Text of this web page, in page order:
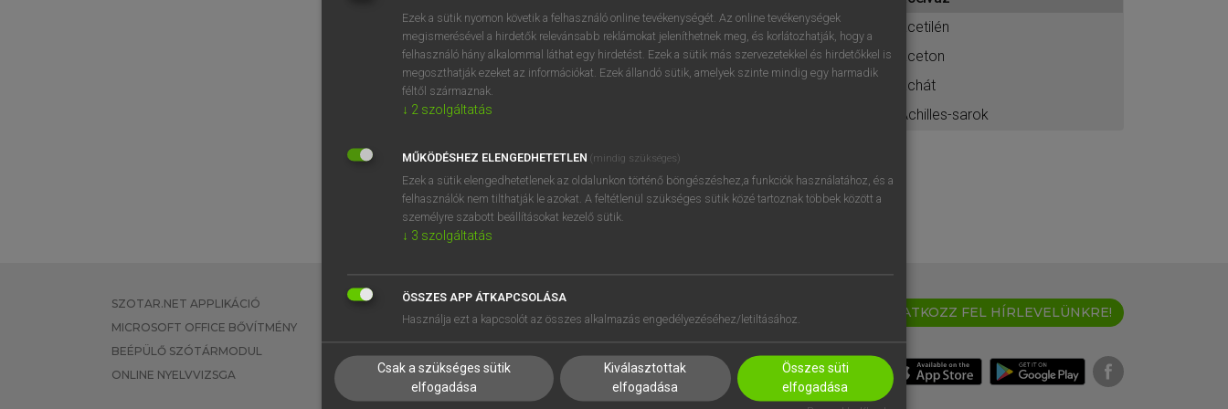
BELÉPÉS
próbaverziójának elindításához
regisztrálok ésbelépek.
REGISZTRÁCIÓ
acetilén
aceton
achát
Achilles-sarok
SZOTAR.NET APPLIKÁCIÓ
MICROSOFT OFFICE BŐVÍTMÉNY
BEÉPÜLŐ SZÓTÁRMODUL
ONLINE NYELVVIZSGA
EGYÉNI FELHASZNÁLÓKNAK
TANULÓKNAK
VÁLLALATI MEGOLDÁSOK
SÚGÓ
RÓLUNK
SÜTI BEÁLLÍTÁSOK
IRATKOZZ FEL HÍRLEVELÜNKRE!
Ezek a sütik nyomon követik a felhasználó online tevékenységét. Az online tevékenységek
megismerésével a hirdetők relevánsabb reklámokat jeleníthetnek meg, és korlátozhatják, hogy a
felhasználó hány alkalommal láthat egy hirdetést. Ezek a sütik más szervezetekkel és hirdetőkkel is
megoszthatják ezeket az információkat. Ezek állandó sütik, amelyek szinte mindig egy harmadik
féltől származnak.
↓ 2 szolgáltatás
MŰKÖDÉSHEZ ELENGEDHETETLEN (mindig szükséges)
Ezek a sütik elengedhetetlenek az oldalunkon történő böngészéshez,a funkciók használatához, és a
felhasználók nem tilthatják le azokat. A feltétlenül szükséges sütik közé tartoznak többek között a
személyre szabott beállításokat kezelő sütik.
↓ 3 szolgáltatás
ÖSSZES APP ÁTKAPCSOLÁSA
Használja ezt a kapcsolót az összes alkalmazás engedélyezéséhez/letiltásához.
Csak a szükséges sütik
elfogadása
Kiválasztottak
elfogadása
Összes süti
elfogadása